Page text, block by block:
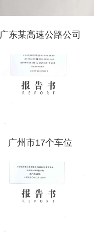
广东某高速公路公司
广州市17个车位